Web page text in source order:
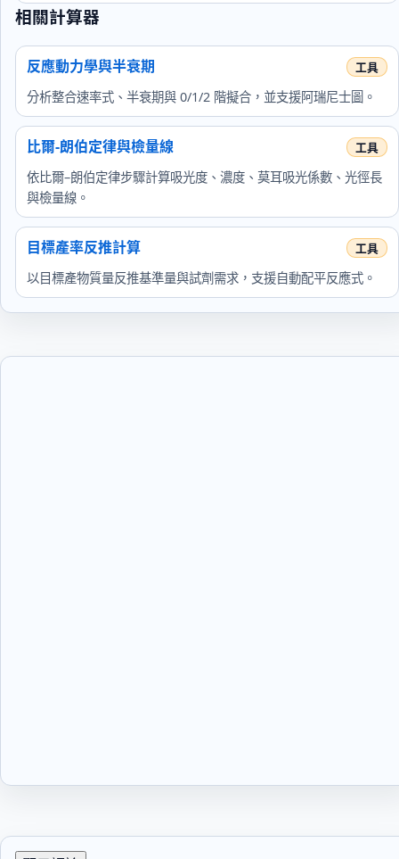
相關計算器
反應動力學與半衰期
分析整合速率式、半衰期與 0/1/2 階擬合，並支援阿瑞尼士圖。
比爾-朗伯定律與檢量線
依比爾–朗伯定律步驟計算吸光度、濃度、莫耳吸光係數、光徑長
與檢量線。
目標產率反推計算
以目標產物質量反推基準量與試劑需求，支援自動配平反應式。